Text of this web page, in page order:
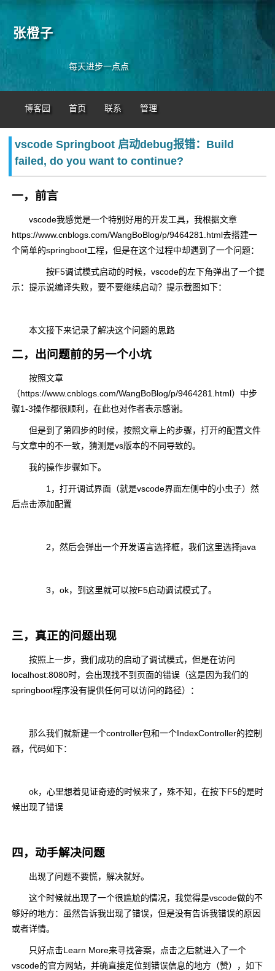
张橙子
每天进步一点点
博客园 首页 联系 管理
vscode Springboot 启动debug报错：Build
failed, do you want to continue?
一，前言
vscode我感觉是一个特别好用的开发工具，我根据文章
https://www.cnblogs.com/WangBoBlog/p/9464281.html去搭建一
个简单的springboot工程，但是在这个过程中却遇到了一个问题：
按F5调试模式启动的时候，vscode的左下角弹出了一个提
示：提示说编译失败，要不要继续启动？提示截图如下：
本文接下来记录了解决这个问题的思路
二，出问题前的另一个小坑
按照文章
（https://www.cnblogs.com/WangBoBlog/p/9464281.html）中步
骤1-3操作都很顺利，在此也对作者表示感谢。
但是到了第四步的时候，按照文章上的步骤，打开的配置文件
与文章中的不一致，猜测是vs版本的不同导致的。
我的操作步骤如下。
1，打开调试界面（就是vscode界面左侧中的小虫子）然
后点击添加配置
2，然后会弹出一个开发语言选择框，我们这里选择java
3，ok，到这里就可以按F5启动调试模式了。
三，真正的问题出现
按照上一步，我们成功的启动了调试模式，但是在访问
localhost:8080时，会出现找不到页面的错误（这是因为我们的
springboot程序没有提供任何可以访问的路径）：
那么我们就新建一个controller包和一个IndexController的控制
器，代码如下：
ok，心里想着见证奇迹的时候来了，殊不知，在按下F5的是时
候出现了错误
四，动手解决问题
出现了问题不要慌，解决就好。
这个时候就出现了一个很尴尬的情况，我觉得是vscode做的不
够好的地方：虽然告诉我出现了错误，但是没有告诉我错误的原因
或者详情。
只好点击Learn More来寻找答案，点击之后就进入了一个
vscode的官方网站，并确直接定位到错误信息的地方（赞），如下